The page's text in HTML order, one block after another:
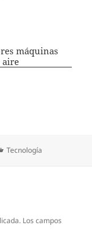
máquinas
aire
Categorías
Tecnología
Los campos